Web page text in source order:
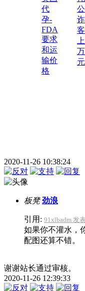
代
孕-
FDA
要求
和运
输价
格
元
2020-11-26 10:38:24
板凳 劲浪
引用: 91xlbadm 发
如果你不灌水，
配图还算不错。
谢谢站长通过审核。
2020-11-26 12:39:33